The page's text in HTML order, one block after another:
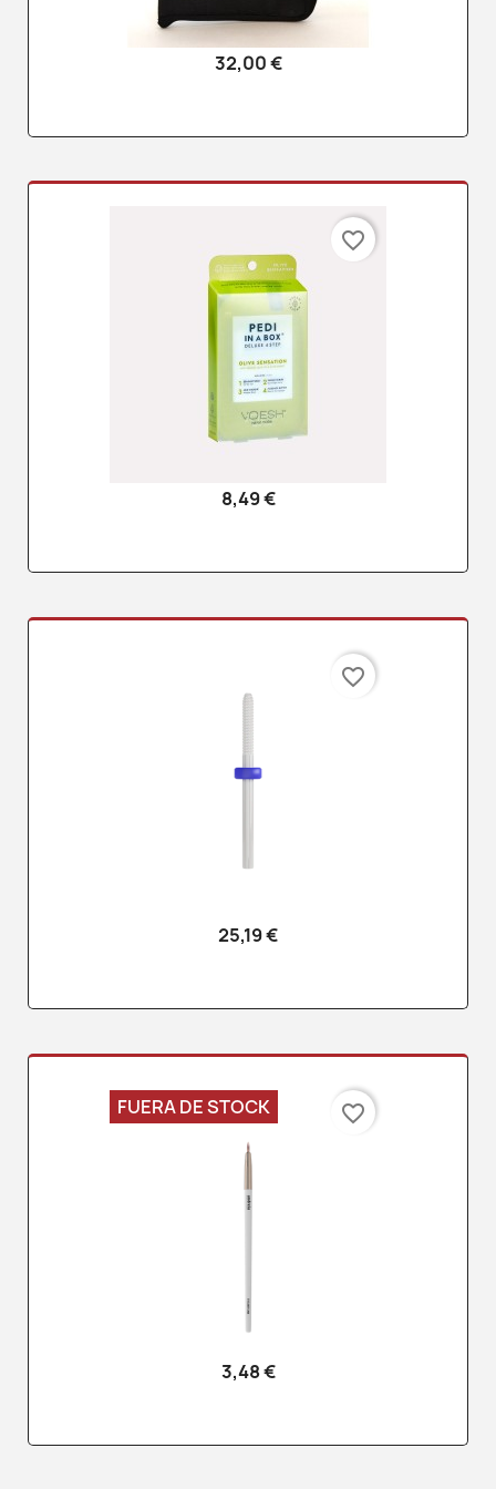
32,00 €
8,49 €
favorite_border
25,19 €
favorite_border
3,48 €
FUERA DE STOCK favorite_border